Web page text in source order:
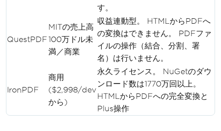
す。
QuestPDF
MITの売上高
100万ドル未
満／商業
収益連動型。 HTMLからPDFへ
の変換はできません。 PDFファ
イルの操作（結合、分割、署
名）は行いません。
IronPDF
商用
($2,998/dev
から)
永久ライセンス。 NuGetのダウ
ンロード数は1770万回以上。
HTMLからPDFへの完全変換と
Plus操作